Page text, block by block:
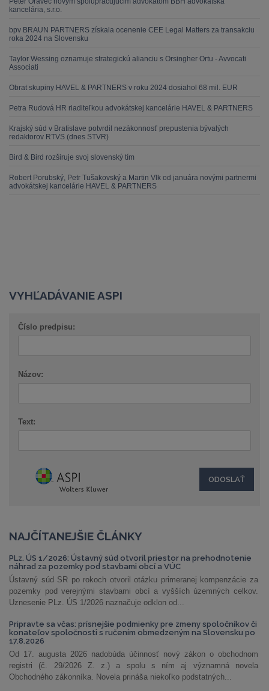
kancelária, s.r.o.
bpv BRAUN PARTNERS získala ocenenie CEE Legal Matters za transakciu
roka 2024 na Slovensku
Taylor Wessing oznamuje strategickú alianciu s Orsingher Ortu - Avvocati
Associati
Obrat skupiny HAVEL & PARTNERS v roku 2024 dosiahol 68 mil. EUR
Petra Rudová HR riaditeľkou advokátskej kancelárie HAVEL & PARTNERS
Krajský súd v Bratislave potvrdil nezákonnosť prepustenia bývalých
redaktorov RTVS (dnes STVR)
Bird & Bird rozširuje svoj slovenský tím
Robert Porubský, Petr Tušakovský a Martin Vlk od januára novými partnermi
advokátskej kancelárie HAVEL & PARTNERS
VYHĽADÁVANIE ASPI
Číslo predpisu:
Názov:
Text:
NAJČÍTANEJŠIE ČLÁNKY
PLz. ÚS 1/2026: Ústavný súd otvoril priestor na prehodnotenie
náhrad za pozemky pod stavbami obcí a VÚC
Ústavný súd SR po rokoch otvoril otázku primeranej kompenzácie za
pozemky pod verejnými stavbami obcí a vyšších územných celkov.
Uznesenie PLz. ÚS 1/2026 naznačuje odklon od...
Pripravte sa včas: prísnejšie podmienky pre zmeny spoločníkov či
konateľov spoločnosti s ručením obmedzeným na Slovensku po
17.8.2026
Od 17. augusta 2026 nadobúda účinnosť nový zákon o obchodnom
registri (č. 29/2026 Z. z.) a spolu s ním aj významná novela
Obchodného zákonníka. Novela prináša niekoľko podstatných...